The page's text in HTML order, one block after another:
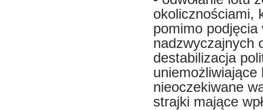
okolicznościami,
pomimo
nadzwyczajnych
destabilizacja
nieoczekiwane
strajki mające